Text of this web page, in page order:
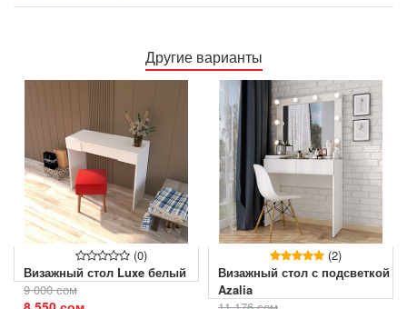
Другие варианты
(0)
Визажный стол Luxe белый
9 000 сом
(2)
Визажный стол с подсветкой
Azalia